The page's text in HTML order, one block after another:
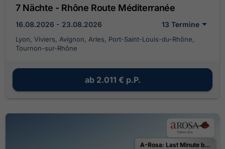
7 Nächte - Rhône Route Méditerranée
16.08.2026 - 23.08.2026 13 Termine
Lyon, Viviers, Avignon, Arles, Port-Saint-Louis-du-Rhône,
Tournon-sur-Rhône
ab 2.011 € p.P.
A-Rosa: Last Minute bis zu 25 % Ermäßigung